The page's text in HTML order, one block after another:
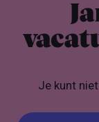
Je kunt